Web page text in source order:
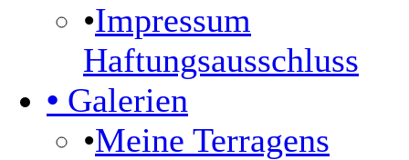
•Impressum
Haftungsausschluss
• Galerien
•Meine Terragens